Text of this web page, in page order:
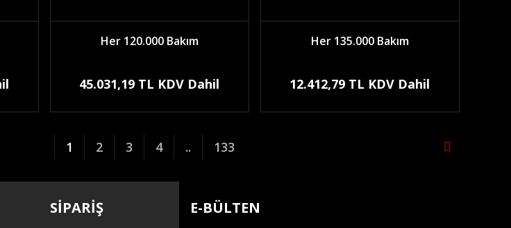
Her 120.000 Bakım
45.031,19 TL KDV Dahil
Her 135.000 Bakım
12.412,79 TL KDV Dahil
1 2 3 4 .. 133
SİPARİŞ E-BÜLTEN